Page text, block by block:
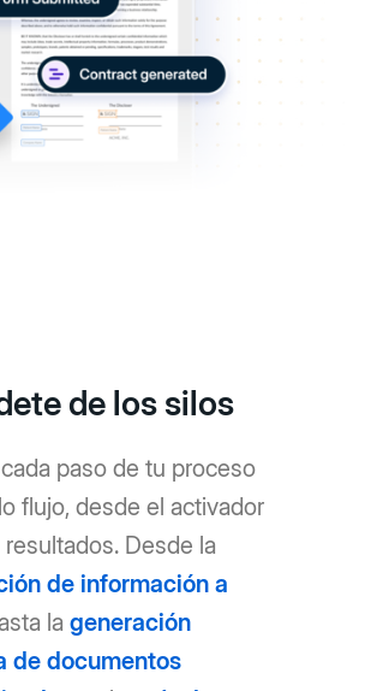
de los silos
paso de tu proceso
flujo, desde el activador
Desde la
de información a
lageneración
de documentos